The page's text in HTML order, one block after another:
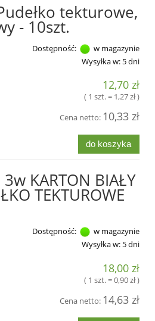
tekturowe,
- 10szt.
Dostępność:
w magazynie
Wysyłka w: 5 dni
12,70 zł
( 1 szt. = 1,27 zł )
Cena netto: 10,33 zł
do koszyka
KARTON BIAŁY
TEKTUROWE
Dostępność:
w magazynie
Wysyłka w: 5 dni
18,00 zł
( 1 szt. = 0,90 zł )
Cena netto: 14,63 zł